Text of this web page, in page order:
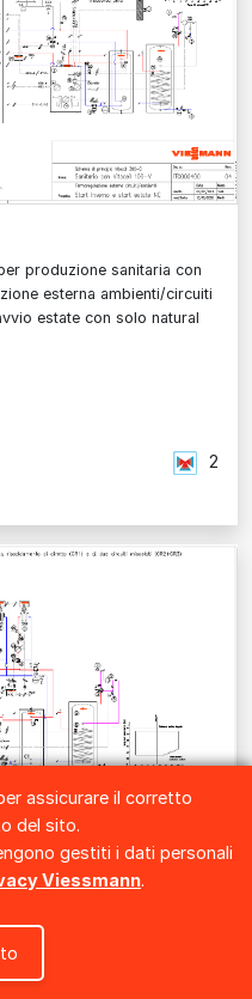
produzione sanitaria con
esterna ambienti/circuiti
estate con solo natural
2
assicurare il corretto
del sito.
gestiti i dati personali
Viessmann.